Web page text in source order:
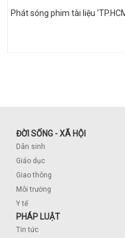
Phát sóng phim tài liệu
ĐỜI SỐNG - XÃ HỘI
Dân sinh
Giáo dục
Giao thông
Môi trường
Y tế
PHÁP LUẬT
Tin tức